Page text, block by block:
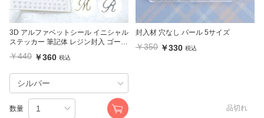
3D アルファベットシール イニシャル
ステッカー 筆記体 レジン封入 ゴール
ド シルバー(1枚入り)
￥440 ￥360 税込
数量
封入材 穴なし パール 5サイズ
￥350 ￥330 税込
品切れ